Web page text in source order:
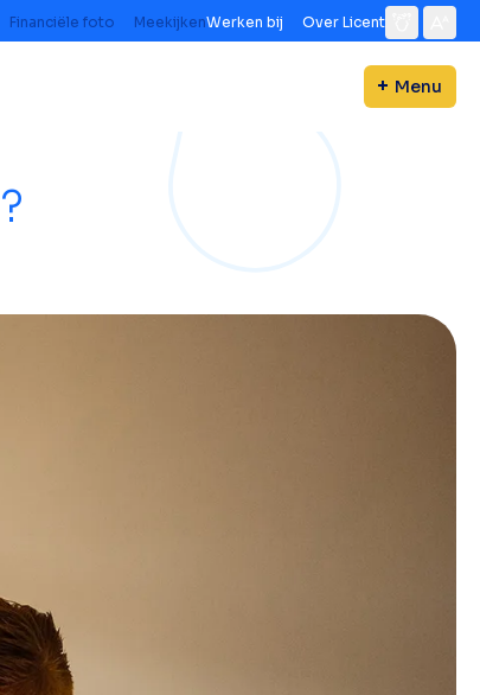
Financiële foto MeekijkenWerken bij Over Licent
Menu